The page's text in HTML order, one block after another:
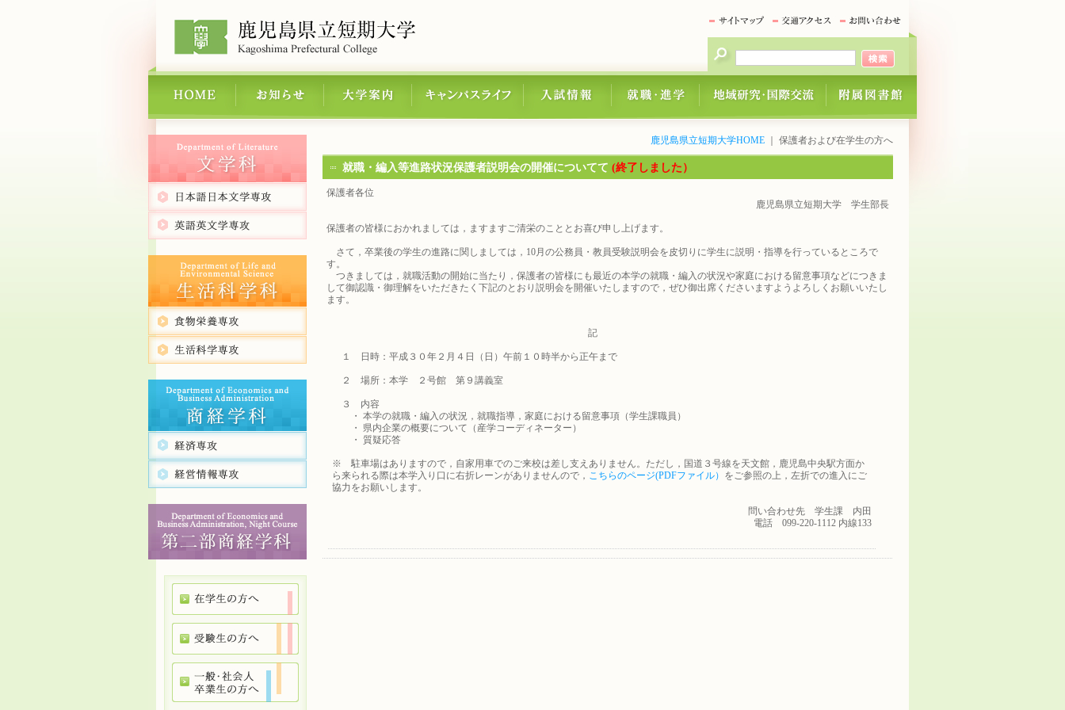
鹿児島県立短期大学HOME ｜ 保護者および在学生の方へ
就職・編入等進路状況保護者説明会の開催についてて (終了しました）
保護者各位
鹿児島県立短期大学 学生部長
保護者の皆様におかれましては，ますますご清栄のこととお喜び申し上げます。
さて，卒業後の学生の進路に関しましては，10月の公務員・教員受験説明会を皮切りに学生に説明・指導を行っているところで
す。
つきましては，就職活動の開始に当たり，保護者の皆様にも最近の本学の就職・編入の状況や家庭における留意事項などにつきま
して御認識・御理解をいただきたく下記のとおり説明会を開催いたしますので，ぜひ御出席くださいますようよろしくお願いいたし
ます。
記
１ 日時：平成３０年２月４日（日）午前１０時半から正午まで
２ 場所：本学 ２号館 第９講義室
３ 内容
・ 本学の就職・編入の状況，就職指導，家庭における留意事項（学生課職員）
・ 県内企業の概要について（産学コーディネーター）
・ 質疑応答
※ 駐車場はありますので，自家用車でのご来校は差し支えありません。ただし，国道３号線を天文館，鹿児島中央駅方面か
ら来られる際は本学入り口に右折レーンがありませんので， こちらのページ(PDFファイル） をご参照の上，左折での進入にご
協力をお願いします。
問い合わせ先 学生課 内田
電話 099-220-1112 内線133